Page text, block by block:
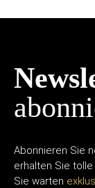
Abonnieren Sie
erhalten Sie
Sie warten